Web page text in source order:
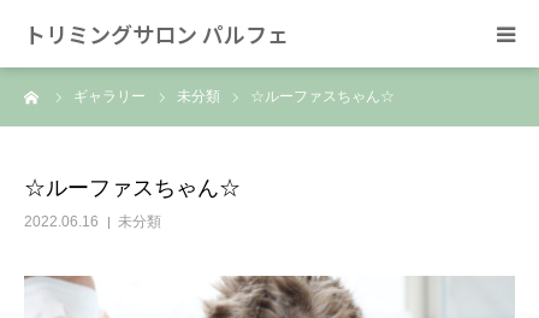
トリミングサロン パルフェ
ギャラリー 未分類 ☆ルーファスちゃん☆
☆ルーファスちゃん☆
2022.06.16 未分類
HOME
スタッフ